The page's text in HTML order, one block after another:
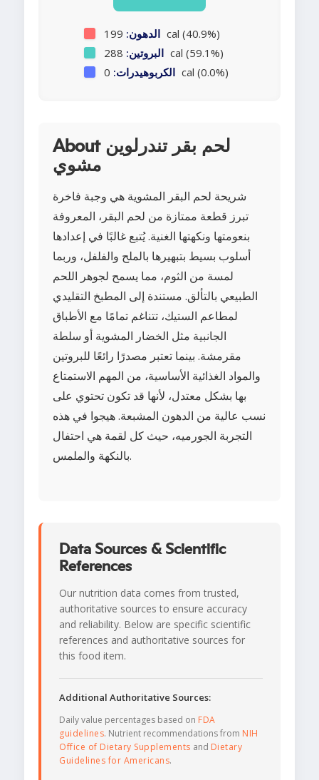
الدهون: 199 cal (40.9%)
البروتين: 288 cal (59.1%)
الكربوهيدرات: 0 cal (0.0%)
About لحم بقر تندرلوين
مشوي
شريحة لحم البقر المشوية هي وجبة فاخرة
تبرز قطعة ممتازة من لحم البقر، المعروفة
بنعومتها ونكهتها الغنية. يُتبع غالبًا في إعدادها
أسلوب بسيط بتبهيرها بالملح والفلفل، وربما
لمسة من الثوم، مما يسمح لجوهر اللحم
الطبيعي بالتألق. مستندة إلى المطبخ التقليدي
لمطاعم الستيك، تتناغم تمامًا مع الأطباق
الجانبية مثل الخضار المشوية أو سلطة
مقرمشة. بينما تعتبر مصدرًا رائعًا للبروتين
والمواد الغذائية الأساسية، من المهم الاستمتاع
بها بشكل معتدل، لأنها قد تكون تحتوي على
نسب عالية من الدهون المشبعة. هيجوا في هذه
التجربة الجورميه، حيث كل لقمة هي احتفال
بالنكهة والملمس.
Data Sources & Scientific
References
Our nutrition data comes from trusted,
authoritative sources to ensure accuracy
and reliability. Below are specific scientific
references and authoritative sources for
this food item.
Additional Authoritative Sources:
Daily value percentages based on FDA
guidelines. Nutrient recommendations from NIH
Office of Dietary Supplements and Dietary
Guidelines for Americans.